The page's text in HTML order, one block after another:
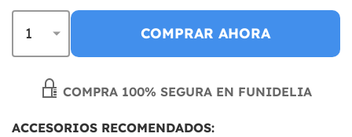
COMPRAR AHORA
COMPRA 100% SEGURA EN FUNIDELIA
ACCESORIOS RECOMENDADOS: